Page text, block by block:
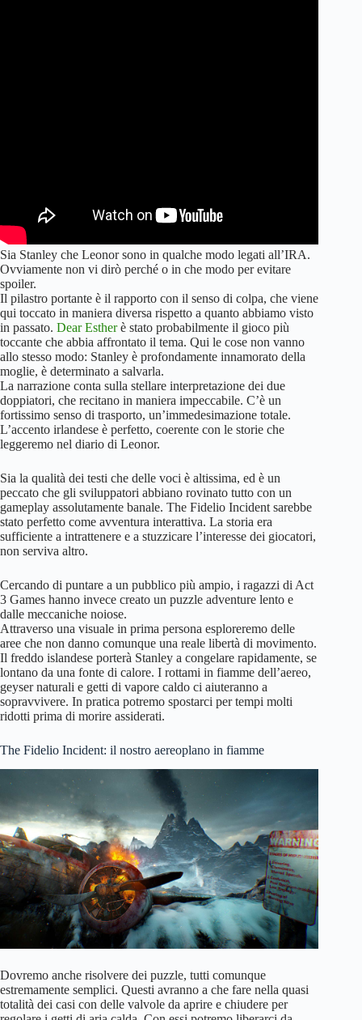
Sia Stanley che Leonor sono in qualche modo legati all’IRA.
Ovviamente non vi dirò perché o in che modo per evitare
spoiler.
Il pilastro portante è il rapporto con il senso di colpa, che viene
qui toccato in maniera diversa rispetto a quanto abbiamo visto
in passato. Dear Estherè stato probabilmente il gioco più
toccante che abbia affrontato il tema. Qui le cose non vanno
allo stesso modo: Stanley è profondamente innamorato della
moglie, è determinato a salvarla.
La narrazione conta sulla stellare interpretazione dei due
doppiatori, che recitano in maniera impeccabile. C’è un
fortissimo senso di trasporto, un’immedesimazione totale.
L’accento irlandese è perfetto, coerente con le storie che
leggeremo nel diario di Leonor.
Sia la qualità dei testi che delle voci è altissima, ed è un
peccato che gli sviluppatori abbiano rovinato tutto con un
gameplay assolutamente banale. The Fidelio Incident sarebbe
stato perfetto come avventura interattiva. La storia era
sufficiente a intrattenere e a stuzzicare l’interesse dei giocatori,
non serviva altro.
Cercando di puntare a un pubblico più ampio, i ragazzi di Act
3 Games hanno invece creato un puzzle adventure lento e
dalle meccaniche noiose.
Attraverso una visuale in prima persona esploreremo delle
aree che non danno comunque una reale libertà di movimento.
Il freddo islandese porterà Stanley a congelare rapidamente, se
lontano da una fonte di calore. I rottami in fiamme dell’aereo,
geyser naturali e getti di vapore caldo ci aiuteranno a
sopravvivere. In pratica potremo spostarci per tempi molti
ridotti prima di morire assiderati.
The Fidelio Incident: il nostro aereoplano in fiamme
Dovremo anche risolvere dei puzzle, tutti comunque
estremamente semplici. Questi avranno a che fare nella quasi
totalità dei casi con delle valvole da aprire e chiudere per